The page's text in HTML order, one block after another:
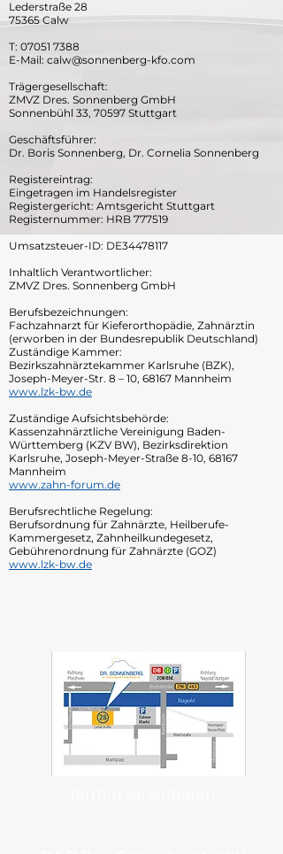
Lederstraße 28
75365 Calw
T: 07051 7388
E-Mail: calw@sonnenberg-kfo.com
Trägergesellschaft:
ZMVZ Dres. Sonnenberg GmbH
Sonnenbühl 33, 70597 Stuttgart
Geschäftsführer:
Dr. Boris Sonnenberg, Dr. Cornelia Sonnenberg
Registereintrag:
Eingetragen im Handelsregister
Registergericht: Amtsgericht Stuttgart
Registernummer: HRB 777519
Umsatzsteuer-ID: DE34478117
Inhaltlich Verantwortlicher:
ZMVZ Dres. Sonnenberg GmbH
Berufsbezeichnungen:
Fachzahnarzt für Kieferorthopädie, Zahnärztin
(erworben in der Bundesrepublik Deutschland)
Zuständige Kammer:
Bezirkszahnärztekammer Karlsruhe (BZK),
Joseph-Meyer-Str. 8 – 10, 68167 Mannheim
www.lzk-bw.de
Zuständige Aufsichtsbehörde:
Kassenzahnärztliche Vereinigung Baden-
Württemberg (KZV BW), Bezirksdirektion
Karlsruhe, Joseph-Meyer-Straße 8-10, 68167
Mannheim
www.zahn-forum.de
Berufsrechtliche Regelung:
Berufsordnung für Zahnärzte, Heilberufe-
Kammergesetz, Zahnheilkundegesetz,
Gebührenordnung für Zahnärzte (GOZ)
www.lzk-bw.de